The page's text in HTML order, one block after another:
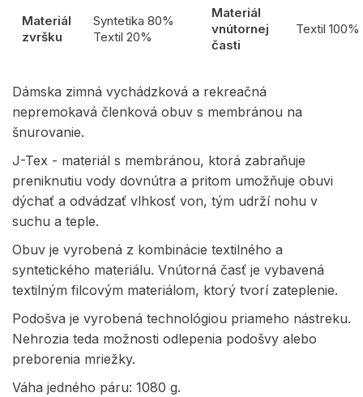
Materiál
zvršku
Syntetika 80%
Textil 20%
Materiál
vnútornej
časti
Textil 100%
Dámska zimná vychádzková a rekreačná
nepremokavá členková obuv s membránou na
šnurovanie.
J-Tex - materiál s membránou, ktorá zabraňuje
preniknutiu vody dovnútra a pritom umožňuje obuvi
dýchať a odvádzať vlhkosť von, tým udrží nohu v
suchu a teple.
Obuv je vyrobená z kombinácie textilného a
syntetického materiálu. Vnútorná časť je vybavená
textilným filcovým materiálom, ktorý tvorí zateplenie.
Podošva je vyrobená technológiou priameho nástreku.
Nehrozia teda možnosti odlepenia podošvy alebo
preborenia mriežky.
Váha jedného páru: 1080 g.